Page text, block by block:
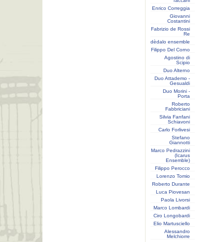
Enrico Correggia
Giovanni
Costantini
Fabrizio de Rossi
Re
dèdalo ensemble
Filippo Del Corno
Agostino di
Scipio
Duo Alterno
Duo Attademo -
Gesualdi
Duo Morini -
Porta
Roberto
Fabbriciani
Silvia Fanfani
Schiavoni
Carlo Forlivesi
Stefano
Giannotti
Marco Pedrazzini
(Icarus
Ensemble)
Filippo Perocco
Lorenzo Tomio
Roberto Durante
Luca Piovesan
Paola Livorsi
Marco Lombardi
Ciro Longobardi
Elio Martusciello
Alessandro
Melchiorre